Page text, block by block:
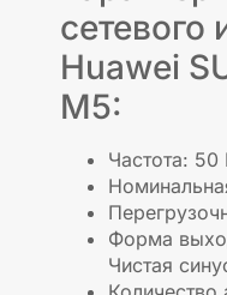
сетевого
Huawei
M5:
Частота: 50
Форма
Чистая